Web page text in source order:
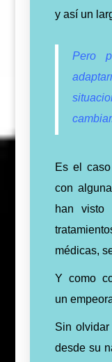
y así un
Pero
Es el
con
han visto
médicas,
Y como
un
Sin
desde su